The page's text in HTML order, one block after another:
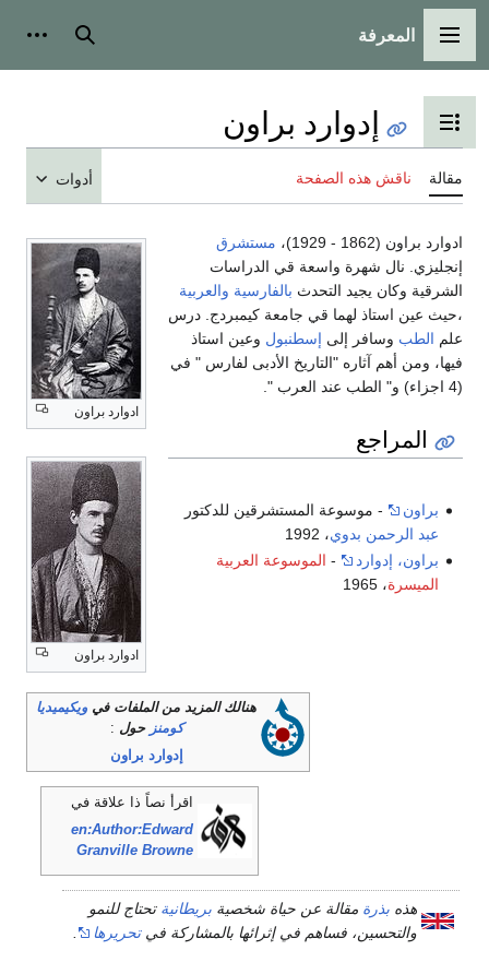
القائمة الرئيسية
المعرفة بحث
تبديل عرض جدول المحتويات
إدوارد براون
مقالة ناقش هذه الصفحة أدوات
ادوارد براون
ادوارد براون
ادوارد براون (1862 - 1929)،
مستشرق
إنجليزي. نال شهرة واسعة قي الدراسات
الشرقية وكان يجيد التحدث بالفارسية والعربية
،حيث عين استاذ لهما قي جامعة كيمبردج. درس
علم الطب وسافر إلى إسطنبول وعين استاذ
فيها، ومن أهم آثاره "التاريخ الأدبى لفارس " في
(4 اجزاء) و" الطب عند العرب ".
المراجع
هنالك المزيد من الملفات في ويكيميديا
كومنز حول :
إدوارد براون
اقرأ نصاً ذا علاقة في
en:Author:Edward
Granville Browne
براون
- موسوعة المستشرقين للدكتور
عبد الرحمن بدوي، 1992
براون، إدوارد
- الموسوعة العربية
الميسرة، 1965
هذه بذرة مقالة عن حياة شخصية بريطانية تحتاج للنمو
والتحسين، فساهم في إثرائها بالمشاركة فيتحريرها